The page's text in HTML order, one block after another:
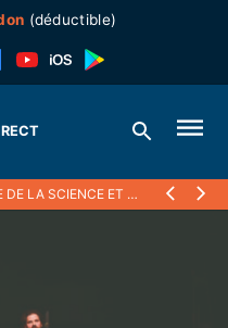
(déductible)
AU PROFIT DE L'ÉCOLOGIE